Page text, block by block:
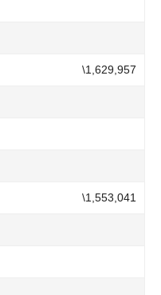
\1,629,957
\1,553,041